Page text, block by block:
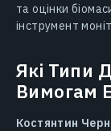
та оцінки
інструмент
Які Типи
Вимогам
Костянтин